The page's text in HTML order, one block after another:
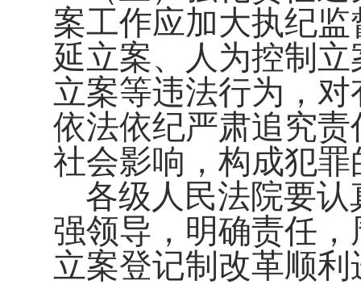
案工作应加大执纪
延立案、人为控制
立案等违法行为，
依法依纪严肃追究
社会影响，构成犯
各级人民法院要
强领导，明确责任
立案登记制改革顺利